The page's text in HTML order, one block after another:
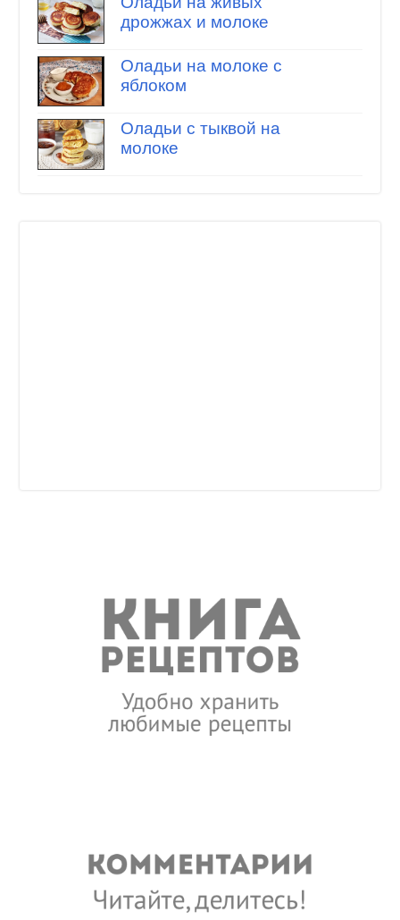
дрожжах и молоке
Оладьи на молоке с
яблоком
Оладьи с тыквой на
молоке